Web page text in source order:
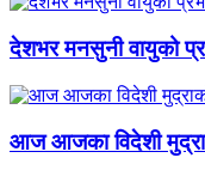
देशभर मनसुनी वायुको
आज आजका विदेशी